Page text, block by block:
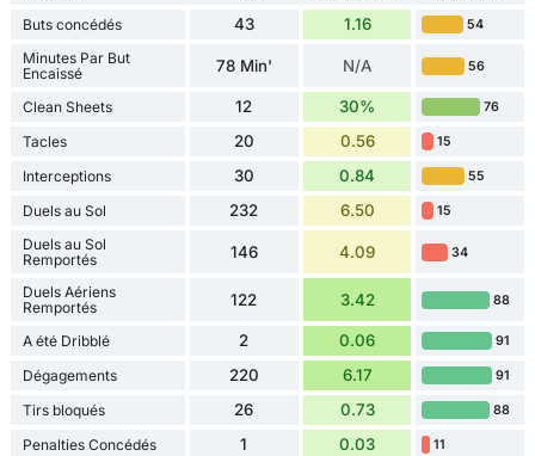
Buts concédés
43 1.16 54
Minutes Par But
Encaissé
78 Min' N/A 56
Clean Sheets 12 30% 76
Tacles 20 0.56 15
Interceptions 30 0.84 55
Duels au Sol 232 6.50 15
Duels au Sol
Remportés
146 4.09 34
Duels Aériens
Remportés
122 3.42 88
A été Dribblé 2 0.06 91
Dégagements 220 6.17 91
Tirs bloqués 26 0.73 88
Penalties Concédés 1 0.03 11